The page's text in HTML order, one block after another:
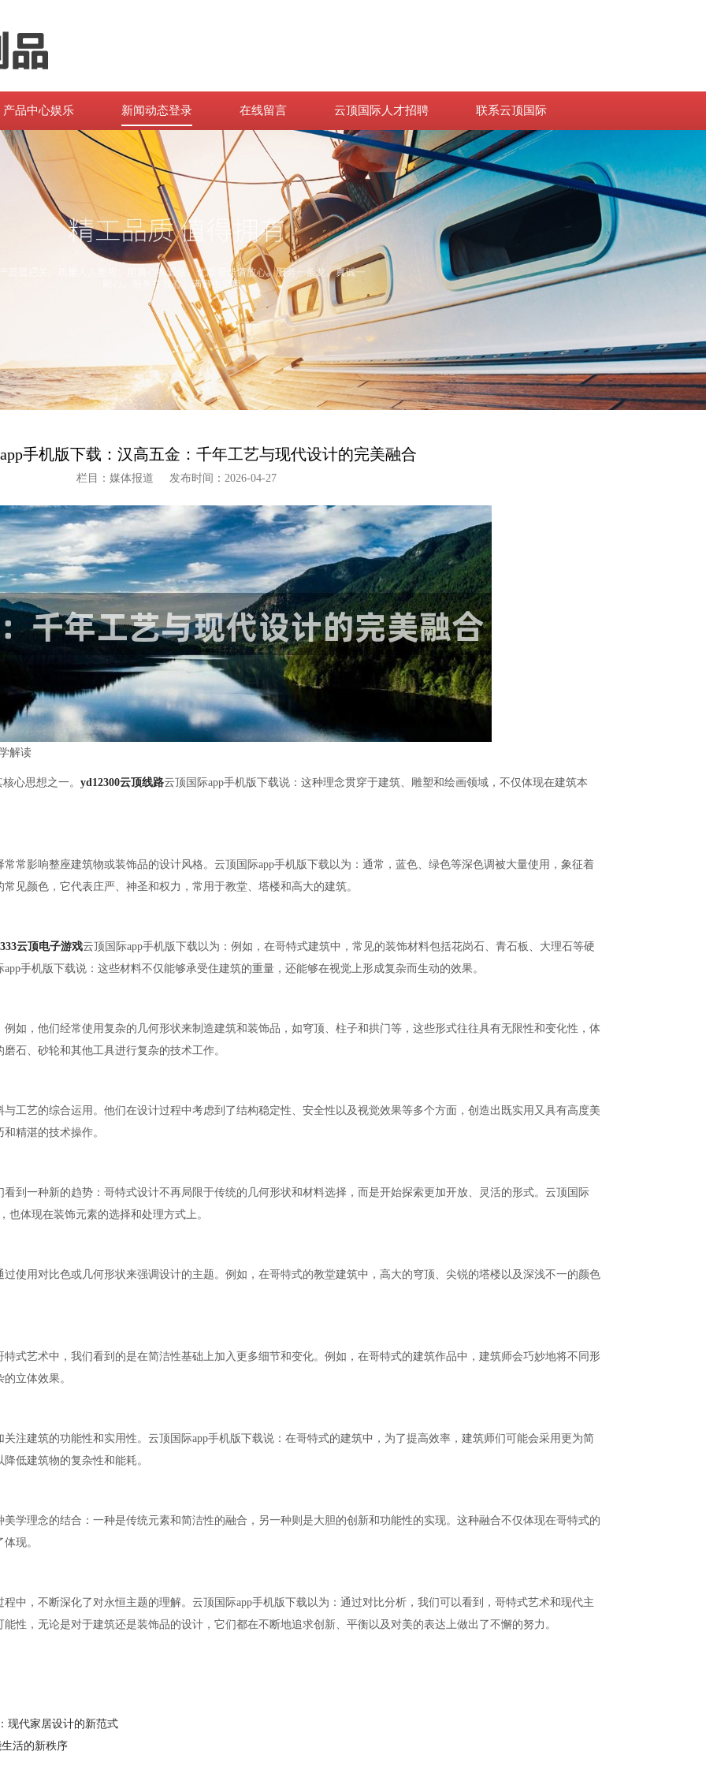
产品中心娱乐 新闻动态登录 在线留言 云顶国际人才招聘 联系云顶国际
手机版下载：汉高五金：千年工艺与现代设计的完美融合
栏目：媒体报道 发布时间：2026-04-27
解读
心思想之一。 yd12300云顶线路云顶国际app手机版下载说：这种理念贯穿于建筑、雕塑和绘画领域，不仅体现在建筑本
常影响整座建筑物或装饰品的设计风格。云顶国际app手机版下载以为：通常，蓝色、绿色等深色调被大量使用，象征着
见颜色，它代表庄严、神圣和权力，常用于教堂、塔楼和高大的建筑。
云顶电子游戏云顶国际app手机版下载以为：例如，在哥特式建筑中，常见的装饰材料包括花岗石、青石板、大理石等硬
手机版下载说：这些材料不仅能够承受住建筑的重量，还能够在视觉上形成复杂而生动的效果。
如，他们经常使用复杂的几何形状来制造建筑和装饰品，如穹顶、柱子和拱门等，这些形式往往具有无限性和变化性，体
石、砂轮和其他工具进行复杂的技术工作。
工艺的综合运用。他们在设计过程中考虑到了结构稳定性、安全性以及视觉效果等多个方面，创造出既实用又具有高度美
精湛的技术操作。
到一种新的趋势：哥特式设计不再局限于传统的几何形状和材料选择，而是开始探索更加开放、灵活的形式。云顶国际
也体现在装饰元素的选择和处理方式上。
使用对比色或几何形状来强调设计的主题。例如，在哥特式的教堂建筑中，高大的穹顶、尖锐的塔楼以及深浅不一的颜色
式艺术中，我们看到的是在简洁性基础上加入更多细节和变化。例如，在哥特式的建筑作品中，建筑师会巧妙地将不同形
立体效果。
注建筑的功能性和实用性。云顶国际app手机版下载说：在哥特式的建筑中，为了提高效率，建筑师们可能会采用更为简
低建筑物的复杂性和能耗。
学理念的结合：一种是传统元素和简洁性的融合，另一种则是大胆的创新和功能性的实现。这种融合不仅体现在哥特式的
现。
中，不断深化了对永恒主题的理解。云顶国际app手机版下载以为：通过对比分析，我们可以看到，哥特式艺术和现代主
性，无论是对于建筑还是装饰品的设计，它们都在不断地追求创新、平衡以及对美的表达上做出了不懈的努力。
现代家居设计的新范式
活的新秩序